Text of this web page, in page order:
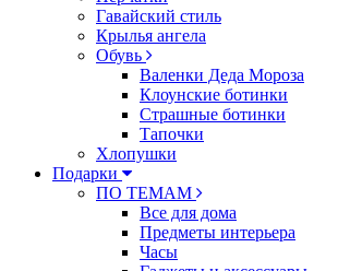
Гавайский стиль
Крылья ангела
Обувь
Валенки Деда Мороза
Клоунские ботинки
Страшные ботинки
Тапочки
Хлопушки
Подарки
ПО ТЕМАМ
Все для дома
Предметы интерьера
Часы